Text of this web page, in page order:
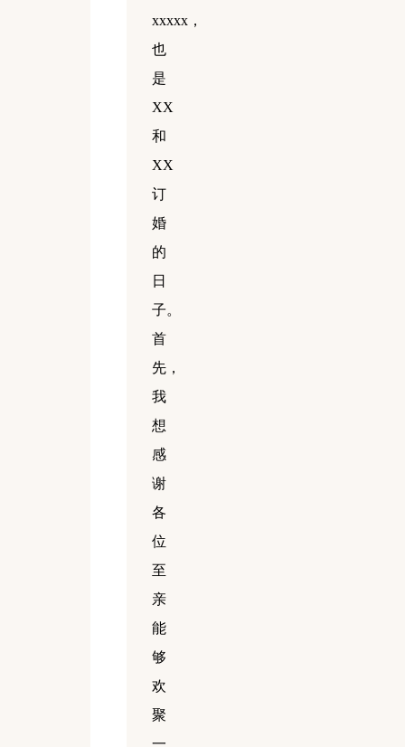
xxxxx，
也
是
XX
和
XX
订
婚
的
日
子。
首
先，
我
想
感
谢
各
位
至
亲
能
够
欢
聚
一